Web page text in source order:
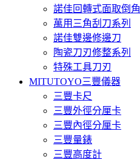
諾佳回轉式面取倒角
萬用三角刮刀系列
諾佳雙邊修邊刀
陶瓷刀刃修整系列
特殊工具刀刃
MITUTOYO三豐儀器
三豐卡尺
三豐外徑分厘卡
三豐內徑分厘卡
三豐量錶
三豐高度計